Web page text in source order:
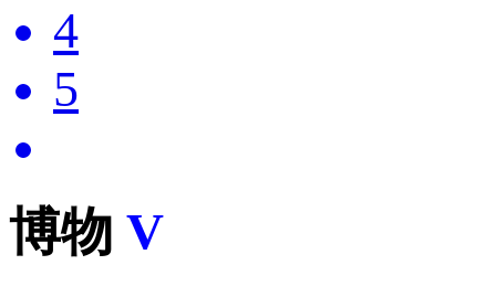
4
5
博物 V